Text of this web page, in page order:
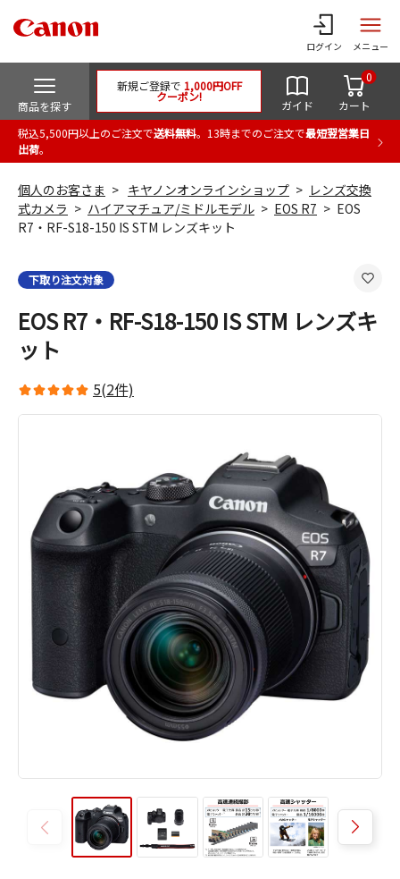
ログイン メニュー
商品を探す
新規ご登録で 1,000円OFF
クーポン!
ガイド カート
0
税込5,500円以上のご注文で送料無料。13時までのご注文で最短翌営業日
出荷。
個人のお客さま キヤノンオンラインショップ
レンズ交換
式カメラ
ハイアマチュア/ミドルモデル EOS R7
EOS
R7・RF-S18-150 IS STM レンズキット
下取り注文対象
EOS R7・RF-S18-150 IS STM レンズキ
ット
5(2件)